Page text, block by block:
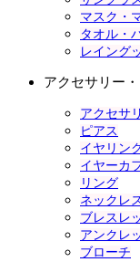
マスク・
タオル・
レイング
アクセサリー
アクセサ
ピアス
イヤリン
イヤーカ
リング
ネックレ
ブレスレ
アンクレ
ブローチ